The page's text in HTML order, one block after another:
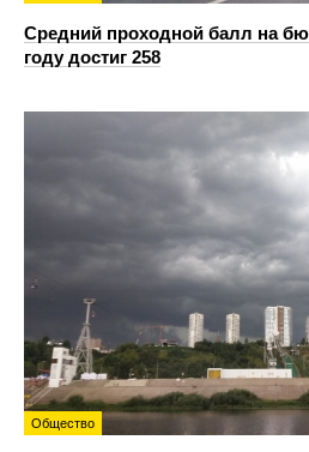
Средний проходной балл на
году достиг 258
Общество